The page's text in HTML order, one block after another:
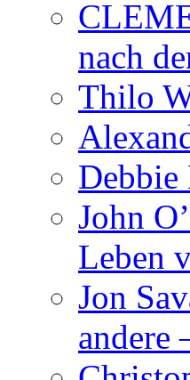
nach
Thilo
John
Leben
Jon
andere